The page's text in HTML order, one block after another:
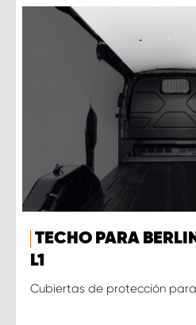
TECHO PARA
L1
Cubiertas de protección